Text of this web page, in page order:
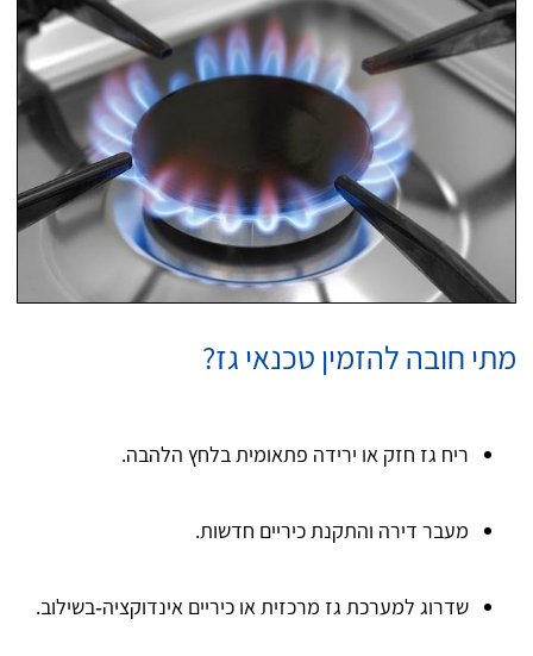
מתי חובה להזמין טכנאי גז?
ריח גז חזק או ירידה פתאומית בלחץ הלהבה.
מעבר דירה והתקנת כיריים חדשות.
שדרוג למערכת גז מרכזית או כיריים אינדוקציה‑בשילוב.